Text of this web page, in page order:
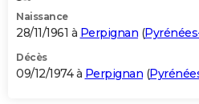
Naissance
28/11/1961 à Perpignan (
Décès
09/12/1974 à Perpignan (